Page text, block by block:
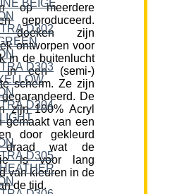
op meerdere
geproduceerd.
doeken zijn
ontworpen voor
in de buitenlucht
in een (semi-)
scherm. Ze zijn
De
zijn 100% Acryl
gemaakt van een
door gekleurd
draad wat de
is voor lang
van kleuren in de
de tijd.